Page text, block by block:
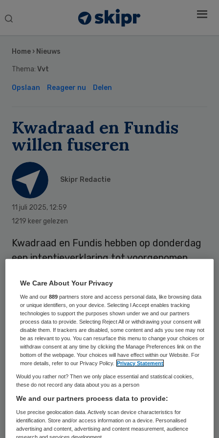
Search
Home › Nieuws
Thema: Vvt
Opslaan Reageer nu Delen
Kwadraad en Fundis
willen fuseren
Skipr Redactie
11 juli 2025, 12:59
1219 keer gelezen
Kwadraad en Fundis hebben op donderdag
een intentieverklaring tot voorgenomen
meer een oplossing bieden voor de
financiële problemen bij Kwadraad. De
organisatie die maatschappelijk werk in
Zuid-Holland en het westen van Utrecht
verzorgt, draaide al jaren verlies.
Ondanks herstelmaatregelen bleek
zelfstandig voortbestaan op de lange
termijn voor Kwadraad onvoldoende
houdbaar. “De samenwerking met Fundis
Sidebar
We Care About Your Privacy
We and our889 partners store and access personal data, like browsing data
or unique identifiers, on your device. Selecting I Accept enables tracking
technologies to support the purposes shown under we and our partners
process data to provide. Selecting Reject All or withdrawing your consent will
disable them. If trackers are disabled, some content and ads you see may not
be as relevant to you. You can resurface this menu to change your choices or
withdraw consent at any time by clicking the Manage Preferences link on the
bottom of the webpage. Your choices will have effect within our Website. For
more details, refer to our Privacy Policy.
Privacy Statement
Would you rather not? Then we only place essential and statistical cookies,
these do not record any data about you as a person
We and our partners process data to provide:
Use precise geolocation data. Actively scan device characteristics for
identification. Store and/or access information on a device. Personalised
advertising and content, advertising and content measurement, audience